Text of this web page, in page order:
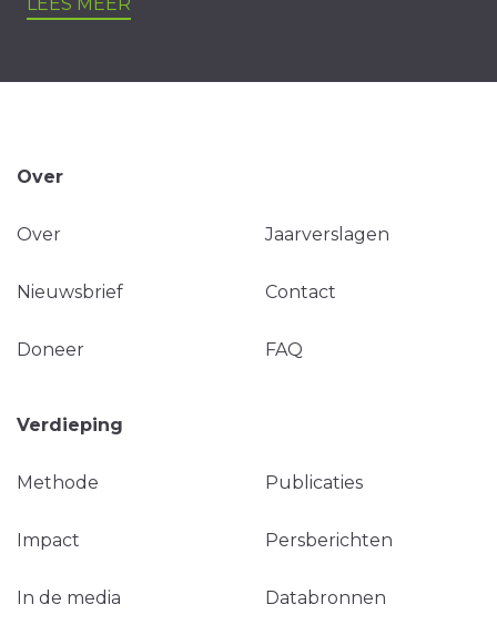
Over
Over Jaarverslagen
Nieuwsbrief Contact
Doneer FAQ
Verdieping
Methode Publicaties
Impact Persberichten
In de media Databronnen